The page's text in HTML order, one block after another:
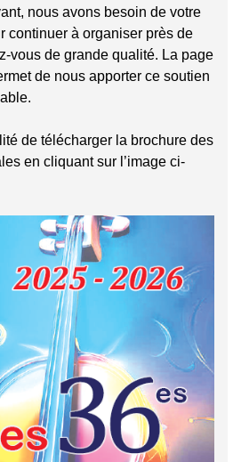
nous avons besoin de votre
continuer à organiser près de
vous de grande qualité. La page
de nous apporter ce soutien
de télécharger la brochure des
en cliquant sur l’image ci-